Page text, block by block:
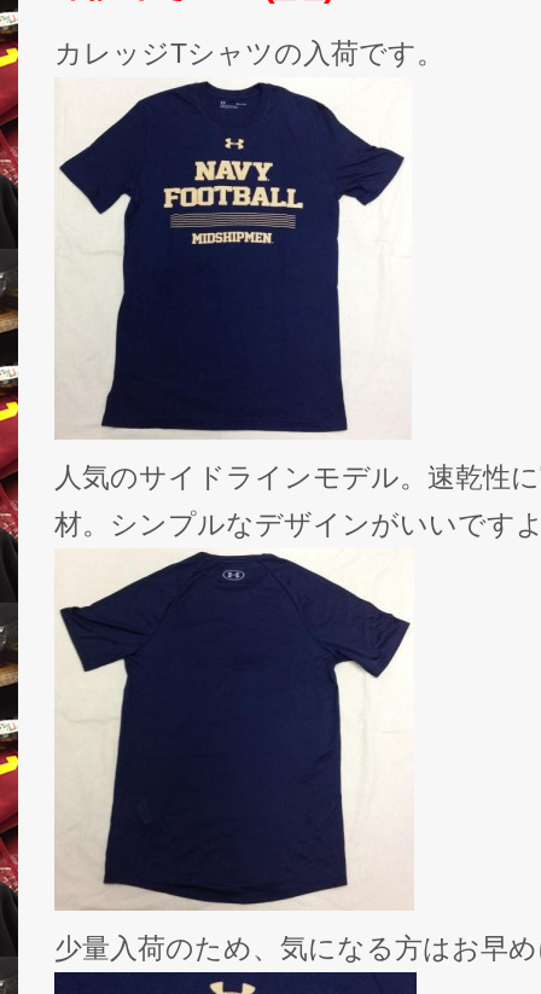
カレッジTシャツの入荷です。
人気のサイドラインモデル。速乾性
材。シンプルなデザインがいいです
少量入荷のため、気になる方はお早